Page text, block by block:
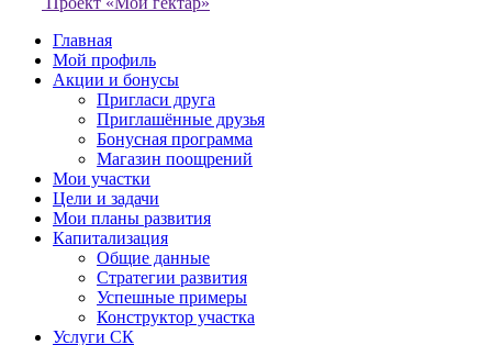
Главная
Мой профиль
Акции и бонусы
Пригласи друга
Приглашённые друзья
Бонусная программа
Магазин поощрений
Мои участки
Цели и задачи
Мои планы развития
Капитализация
Общие данные
Стратегии развития
Успешные примеры
Конструктор участка
Услуги СК